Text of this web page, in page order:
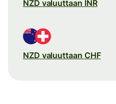
NZD valuuttaan INR
NZD valuuttaan CHF